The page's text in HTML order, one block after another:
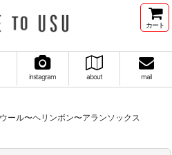
カート
instagram about mail
ール〜ヘリンボン〜アランソックス